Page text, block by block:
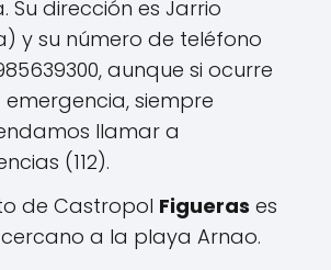
Su dirección es Jarrio
y su número de teléfono
aunque si ocurre
siempre
llamar a
(112).
de Castropol Figueras es
a la playa Arnao.